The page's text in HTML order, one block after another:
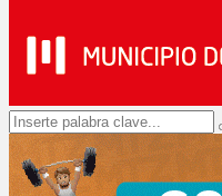
Search
for: